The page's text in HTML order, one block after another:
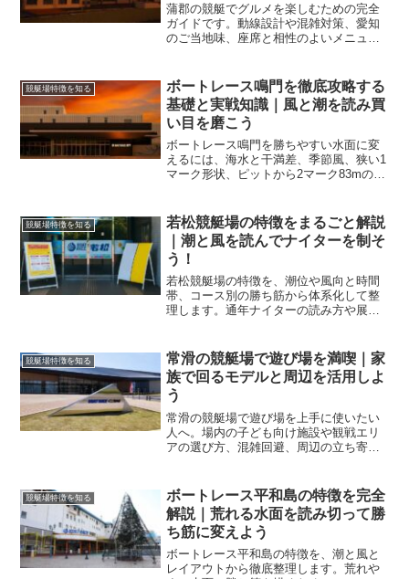
蒲郡の競艇でグルメを楽しむための完全
ガイドです。動線設計や混雑対策、愛知
のご当地味、座席と相性のよいメニュ
競艇場特徴を知る
ボートレース鳴門を徹底攻略する
基礎と実戦知識｜風と潮を読み買
い目を磨こう
ボートレース鳴門を勝ちやすい水面に変
えるには、海水と干満差、季節風、狭い1
マーク形状、ピットから2マーク83mの進
ます。
競艇場特徴を知る
若松競艇場の特徴をまるごと解説
｜潮と風を読んでナイターを制そ
う！
若松競艇場の特徴を、潮位や風向と時間
帯、コース別の勝ち筋から体系化して整
理します。通年ナイターの読み方や展示
競艇場特徴を知る
常滑の競艇場で遊び場を満喫｜家
族で回るモデルと周辺を活用しよ
う
常滑の競艇場で遊び場を上手に使いたい
人へ。場内の子ども向け施設や観戦エリ
アの選び方、混雑回避、周辺の立ち寄り
競艇場特徴を知る
ボートレース平和島の特徴を完全
解説｜荒れる水面を読み切って勝
ち筋に変えよう
ボートレース平和島の特徴を、潮と風と
レイアウトから徹底整理します。荒れや